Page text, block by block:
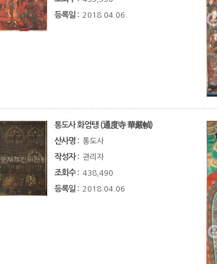
등록일 : 2018.04.06
통도사 화엄탱 (通度寺 華嚴幀)
산사명 : 통도사
작성자 : 관리자
조회수 : 438,490
등록일 : 2018.04.06